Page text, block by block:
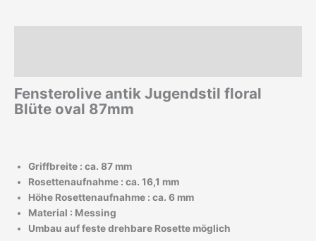
Fensterolive antik Jugendstil floral
Blüte oval 87mm
Griffbreite : ca. 87 mm
Rosettenaufnahme : ca. 16,1 mm
Höhe Rosettenaufnahme : ca. 6 mm
Material : Messing
Umbau auf feste drehbare Rosette möglich